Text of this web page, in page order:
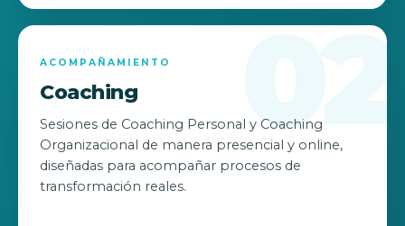
02
ACOMPAÑAMIENTO
Coaching
Sesiones de Coaching Personal y Coaching
Organizacional de manera presencial y online,
diseñadas para acompañar procesos de
transformación reales.